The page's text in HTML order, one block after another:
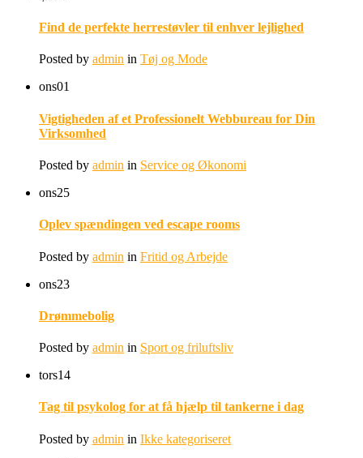
Find de perfekte herrestøvler til enhver lejlighed
Posted by admin in Tøj og Mode
ons01
Vigtigheden af et Professionelt Webbureau for Din
Virksomhed
Posted by admin in Service og Økonomi
ons25
Oplev spændingen ved escape rooms
Posted by admin in Fritid og Arbejde
ons23
Drømmebolig
Posted by admin in Sport og friluftsliv
tors14
Tag til psykolog for at få hjælp til tankerne i dag
Posted by admin in Ikke kategoriseret